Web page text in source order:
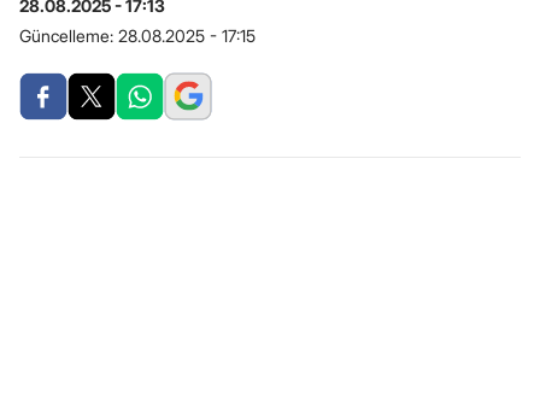
28.08.2025 - 17:13
Güncelleme: 28.08.2025 - 17:15